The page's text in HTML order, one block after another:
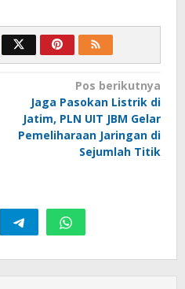
Pos berikutnya
Jaga Pasokan Listrik di
Jatim, PLN UIT JBM Gelar
Pemeliharaan Jaringan di
Sejumlah Titik